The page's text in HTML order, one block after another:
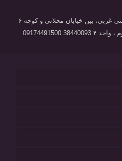
آدرس : شیراز : خیابان قدوسی غربی، بین خیابان محلاتی و کوچه ۶